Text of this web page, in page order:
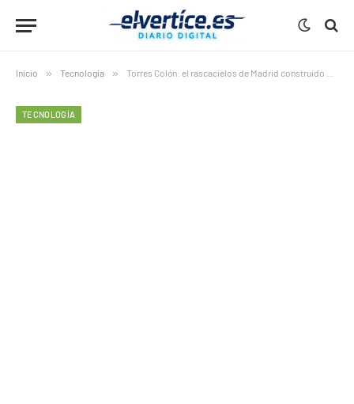
Inicio » Tecnología » Torres Colón: el rascacielos de Madrid construido al revés
TECNOLOGÍA